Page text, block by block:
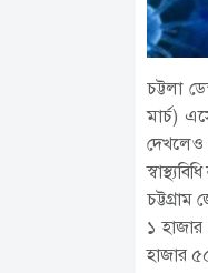
চট্টলা
মার্চ)
দেখলেও
১
হাজার